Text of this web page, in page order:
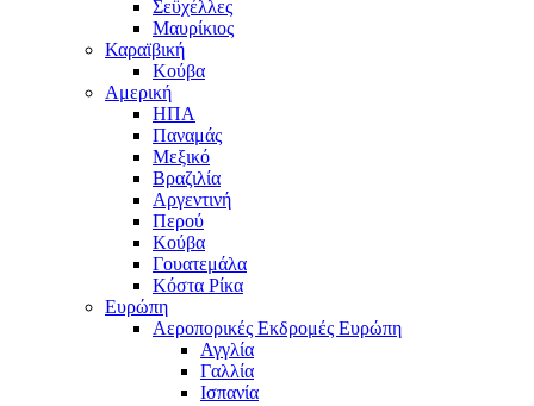
Σεϋχέλλες
Μαυρίκιος
Καραϊβική
Κούβα
Αμερική
ΗΠΑ
Παναμάς
Μεξικό
Βραζιλία
Αργεντινή
Περού
Κούβα
Γουατεμάλα
Κόστα Ρίκα
Ευρώπη
Αεροπορικές Εκδρομές Ευρώπη
Αγγλία
Γαλλία
Ισπανία